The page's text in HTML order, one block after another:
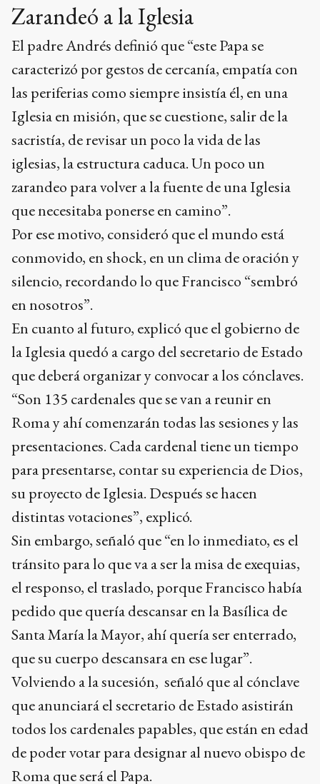
Zarandeó a la Iglesia
El padre Andrés definió que “este Papa se
caracterizó por gestos de cercanía, empatía con
las periferias como siempre insistía él, en una
Iglesia en misión, que se cuestione, salir de la
sacristía, de revisar un poco la vida de las
iglesias, la estructura caduca. Un poco un
zarandeo para volver a la fuente de una Iglesia
que necesitaba ponerse en camino”.
Por ese motivo, consideró que el mundo está
conmovido, en shock, en un clima de oración y
silencio, recordando lo que Francisco “sembró
en nosotros”.
En cuanto al futuro, explicó que el gobierno de
la Iglesia quedó a cargo del secretario de Estado
que deberá organizar y convocar a los cónclaves.
“Son 135 cardenales que se van a reunir en
Roma y ahí comenzarán todas las sesiones y las
presentaciones. Cada cardenal tiene un tiempo
para presentarse, contar su experiencia de Dios,
su proyecto de Iglesia. Después se hacen
distintas votaciones”, explicó.
Sin embargo, señaló que “en lo inmediato, es el
tránsito para lo que va a ser la misa de exequias,
el responso, el traslado, porque Francisco había
pedido que quería descansar en la Basílica de
Santa María la Mayor, ahí quería ser enterrado,
que su cuerpo descansara en ese lugar”.
Volviendo a la sucesión, señaló que al cónclave
que anunciará el secretario de Estado asistirán
todos los cardenales papables, que están en edad
de poder votar para designar al nuevo obispo de
Roma que será el Papa.